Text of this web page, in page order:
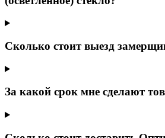
Сколько стоит выезд
За какой срок мне сделают